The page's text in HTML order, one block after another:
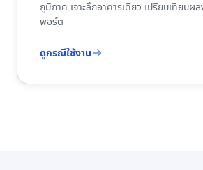
ภูมิภาค เจาะลึกอาคารเดียว เปรียบเทียบผ
พอร์ต
ดูกรณีใช้งาน